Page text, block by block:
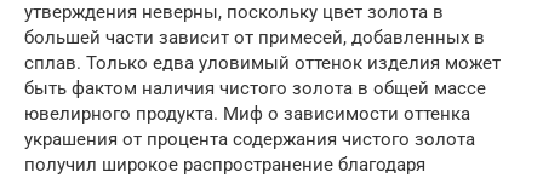
утверждения неверны, поскольку цвет золота в
большей части зависит от примесей, добавленных в
сплав. Только едва уловимый оттенок изделия может
быть фактом наличия чистого золота в общей массе
ювелирного продукта. Миф о зависимости оттенка
украшения от процента содержания чистого золота
получил широкое распространение благодаря